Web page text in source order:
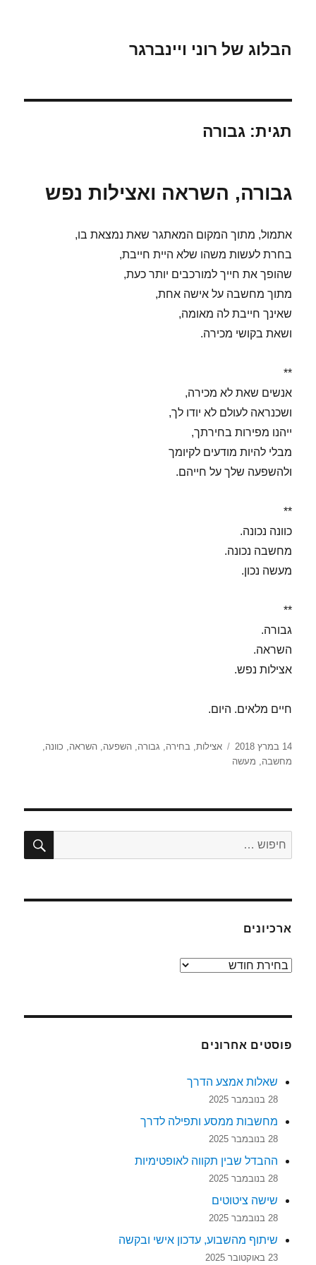
הבלוג של רוני ויינברגר
תגית: גבורה
גבורה, השראה ואצילות נפש
אתמול, מתוך המקום המאתגר שאת נמצאת בו,
בחרת לעשות משהו שלא היית חייבת,
שהופך את חייך למורכבים יותר כעת,
מתוך מחשבה על אישה אחת,
שאינך חייבת לה מאומה,
ושאת בקושי מכירה.
**
אנשים שאת לא מכירה,
ושכנראה לעולם לא יודו לך,
ייהנו מפירות בחירתך,
מבלי להיות מודעים לקיומך
ולהשפעה שלך על חייהם.
**
כוונה נכונה.
מחשבה נכונה.
מעשה נכון.
**
גבורה.
השראה.
אצילות נפש.
חיים מלאים. היום.
פורסם
בתאריך
14 במרץ 2018 תגיות
אצילות,בחירה, גבורה,השפעה,השראה, כוונה,
מחשבה, מעשה
חפש:
ארכיונים
ארכיונים
פוסטים אחרונים
שאלות אמצע הדרך
28 בנובמבר 2025
מחשבות ממסע ותפילה לדרך
28 בנובמבר 2025
ההבדל שבין תקווה לאופטימיות
28 בנובמבר 2025
שישה ציטוטים
28 בנובמבר 2025
שיתוף מהשבוע, עדכון אישי ובקשה
23 באוקטובר 2025